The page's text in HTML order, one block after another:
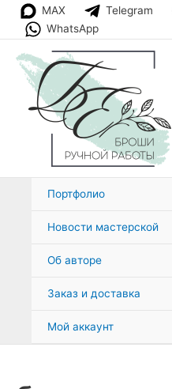
Перейти
содержимому
MAX Telegram
WhatsApp
Портфолио
Новости мастерской
Об авторе
Заказ и доставка
Мой аккаунт